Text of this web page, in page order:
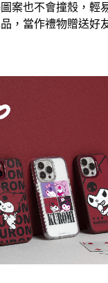
案也不會撞殼，輕
，當作禮物贈送好